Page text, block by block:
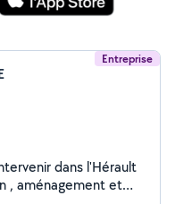
Entreprise
dans l'Hérault
, aménagement et